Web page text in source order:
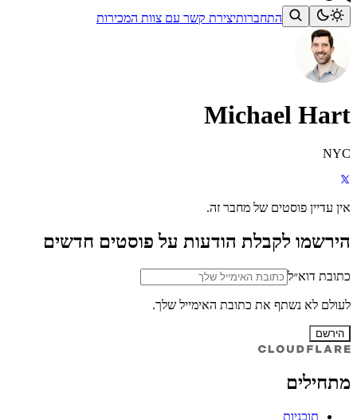
התחברותיצירת קשר עם צוות המכירות
Michael Hart
NYC
אין עדיין פוסטים של מחבר זה.
הירשמו לקבלת הודעות על פוסטים חדשים
כתובת דוא״ל
לעולם לא נשתף את כתובת האימייל שלך.
הירשם
מתחילים
תוכניות